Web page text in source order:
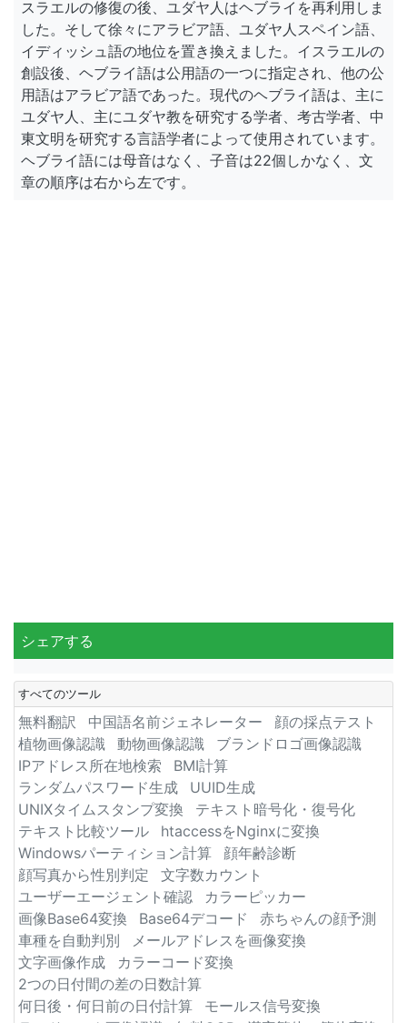
スラエルの修復の後、ユダヤ人はヘブライを再利用しま
した。そして徐々にアラビア語、ユダヤ人スペイン語、
イディッシュ語の地位を置き換えました。イスラエルの
創設後、ヘブライ語は公用語の一つに指定され、他の公
用語はアラビア語であった。現代のヘブライ語は、主に
ユダヤ人、主にユダヤ教を研究する学者、考古学者、中
東文明を研究する言語学者によって使用されています。
ヘブライ語には母音はなく、子音は22個しかなく、文
章の順序は右から左です。
シェアする
すべてのツール
無料翻訳 中国語名前ジェネレーター
顔の採点テスト
植物画像認識
動物画像認識
ブランドロゴ画像認識
IPアドレス所在地検索
BMI計算
ランダムパスワード生成
UUID生成
UNIXタイムスタンプ変換
テキスト暗号化・復号化
テキスト比較ツール
htaccessをNginxに変換
Windowsパーティション計算
顔年齢診断
顔写真から性別判定
文字数カウント
ユーザーエージェント確認
カラーピッカー
画像Base64変換
Base64デコード
赤ちゃんの顔予測
車種を自動判別
メールアドレスを画像変換
文字画像作成
カラーコード変換
2つの日付間の差の日数計算
何日後・何日前の日付計算
モールス信号変換